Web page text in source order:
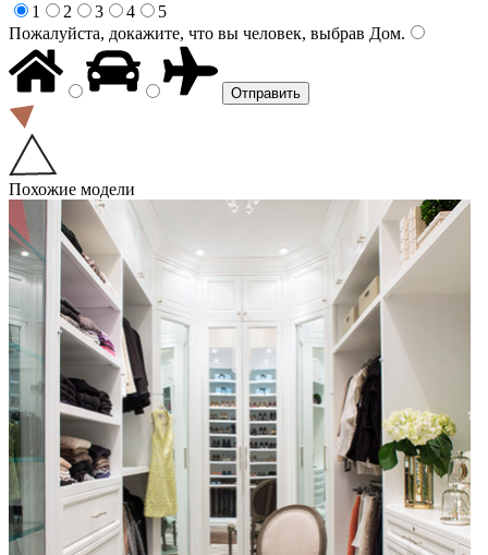
1
2 3 4
5
Пожалуйста, докажите, что вы человек, выбрав Дом.
Похожие модели